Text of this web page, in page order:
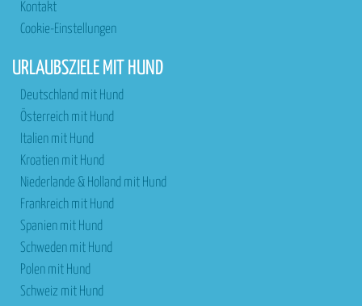
Kontakt
Cookie-Einstellungen
URLAUBSZIELE MIT HUND
Deutschland mit Hund
Österreich mit Hund
Italien mit Hund
Kroatien mit Hund
Niederlande & Holland mit Hund
Frankreich mit Hund
Spanien mit Hund
Schweden mit Hund
Polen mit Hund
Schweiz mit Hund